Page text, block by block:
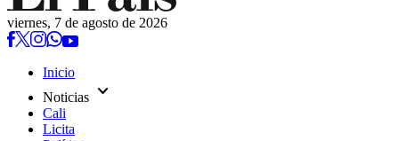
viernes, 7 de agosto de 2026
Inicio
Noticias expand_more
Cali
Licita